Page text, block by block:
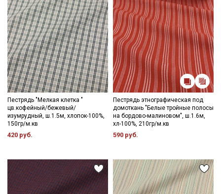
Пестрядь "Мелкая клетка "
цв.кофейный/бежевый/
изумрудный, ш.1.5м, хлопок-100%,
150гр/м.кв
420 руб.
Пестрядь этнографическая под
домоткань "Белые тройные полосы
на бордово-малиновом", ш.1.6м,
хл-100%, 210гр/м.кв
590 руб.